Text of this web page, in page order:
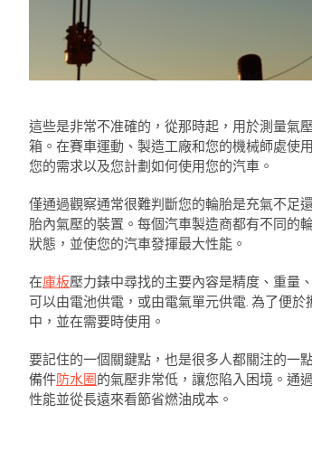
這些是非常不准確的，從那時起，用於測量氣
箱。在賽車運動、製造工廠和您的機械師處使
您的需求以及您計劃如何使用您的汽車。
僅通過觀察通常很難判斷您的輪胎是充氣不足
胎內氣壓的裝置。每個汽車製造商都有不同的
狀態，並使您的汽車發揮最大性能。
在庫板壓力錶中尋找的主要內容是精度、重量
可以由電池供電，或由電氣單元供電. 為了便
中，並在需要時使用。
要記住的一個關鍵點，也是很多人都關注的一
備件防水圈的氣壓非常低，讓您陷入困境。通
性能並從長遠來看節省燃油成本。